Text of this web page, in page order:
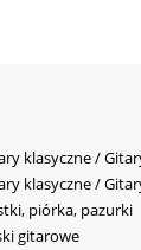
klasyczne /
klasyczne /
piórka, pazurki
gitarowe